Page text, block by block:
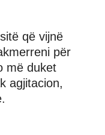
që vijnë
për
më duket
agjitacion,